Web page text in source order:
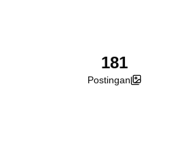
181
Postingan